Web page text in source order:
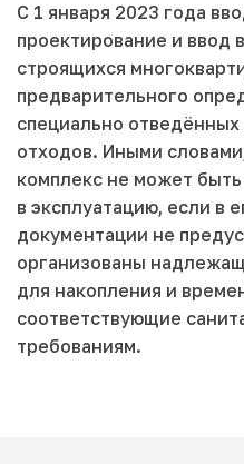
С 1 января 2023 года
проектирование и ввод
строящихся
предварительного
специально
отходов. Иными
комплекс не может
в эксплуатацию, если в
документации не
организованы
для накопления и
соответствующие
требованиям.